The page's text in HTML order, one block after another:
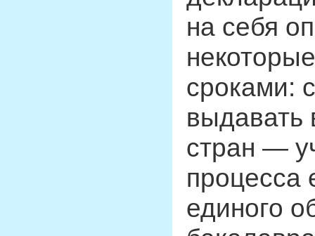
на себя
сроками:
выдавать
стран —
процесса
единого